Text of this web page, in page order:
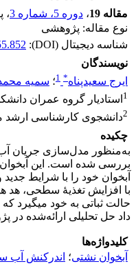
مقاله 19
، دوره 5، شماره 3 ،
نوع مقاله: پژوهشی
شناسه دیجیتال (DOI):
نویسندگان
ایرج سعیدپناه*
1؛ سمیه
1 استادیار گروه عمران
2دانشجوی کارشناسی ارشد
چکیده
به‌منظور مدل‌سازی جریان آب
بررسی شده است. این
آبخوان خود را با شرایط
حالت ثباتی به خود می‏گیرد
داد حل تحلیلی ارائه‌شده
کلیدواژه‌ها
آبخوان نشتی؛ اندرکنش آب